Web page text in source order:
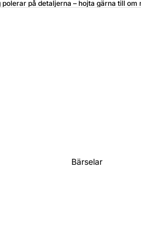
polerar på detaljerna – hojta gärna till om
Bärselar